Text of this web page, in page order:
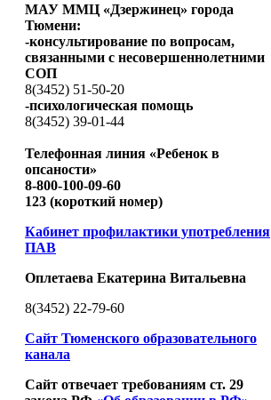
МАУ ММЦ «Дзержинец» города
Тюмени:
-консультирование по вопросам,
связанными с несовершеннолетними
СОП
8(3452) 51-50-20
-психологическая помощь
8(3452) 39-01-44
Телефонная линия «Ребенок в
опсаности»
8-800-100-09-60
123 (короткий номер)
Кабинет профилактики употребления
ПАВ
Оплетаева Екатерина Витальевна
8(3452) 22-79-60
Сайт Тюменского образовательного
канала
Сайт отвечает требованиям ст. 29